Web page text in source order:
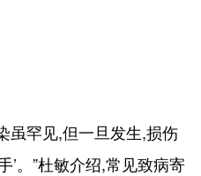
罕见,但一旦发生,损伤
’。”杜敏介绍,常见致病寄